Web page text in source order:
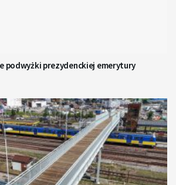
podwyżki prezydenckiej emerytury